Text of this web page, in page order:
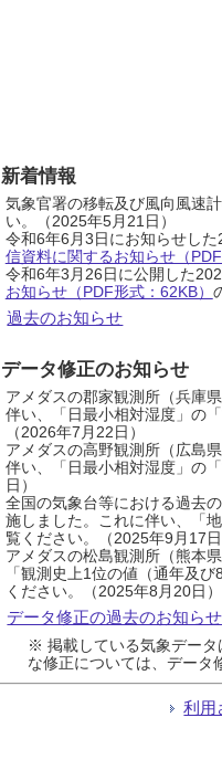
新着情報
気象官署の移転及び風向風速
い。（2025年5月21日）
令和6年6月3日にお知らせし
信資料に関するお知らせ（PDF
令和6年3月26日に公開した
お知らせ（PDF形式：62KB）
過去のお知らせ
データ修正のお知らせ
アメダスの郡家観測所（兵庫
伴い、「日最小相対湿度」の
（2026年7月22日）
アメダスの高野観測所（広島
伴い、「日最小相対湿度」の
日）
全国の気象台等における過去
施しました。これに伴い、「
覧ください。（2025年9月17日
アメダスの松島観測所（熊本
「観測史上1位の値（通年及
ください。（2025年8月20日）
データ修正の過去のお知らせ
※ 掲載している気象データ
な修正については、データ
利用